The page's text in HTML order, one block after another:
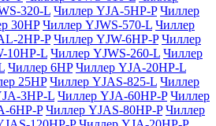
320-L Чиллер YJA-5HP-P Чиллер
30HP Чиллер YJWS-570-L Чиллер
2HP-P Чиллер YJW-6HP-P Чиллер
10HP-L Чиллер YJWS-260-L Чиллер
Чиллер 6HP Чиллер YJA-20HP-L
25HP Чиллер YJAS-825-L Чиллер
3HP-L Чиллер YJA-60HP-P Чиллер
6HP-P Чиллер YJAS-80HP-P Чиллер